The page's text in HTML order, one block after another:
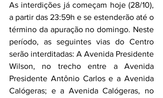
As interdições já começam hoje (28/10),
a partir das 23:59h e se estenderão até o
término da apuração no domingo. Neste
período, as seguintes vias do Centro
serão interditadas: A Avenida Presidente
Wilson, no trecho entre a Avenida
Presidente Antônio Carlos e a Avenida
Calógeras; e a Avenida Calógeras, no